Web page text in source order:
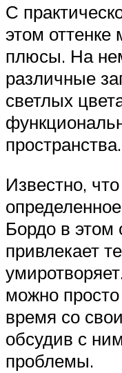
С
этом
плюсы. На
различные
светлых
пространства.
Известно,
Бордо в этом
привлекает
можно
время со
обсудив с
проблемы.